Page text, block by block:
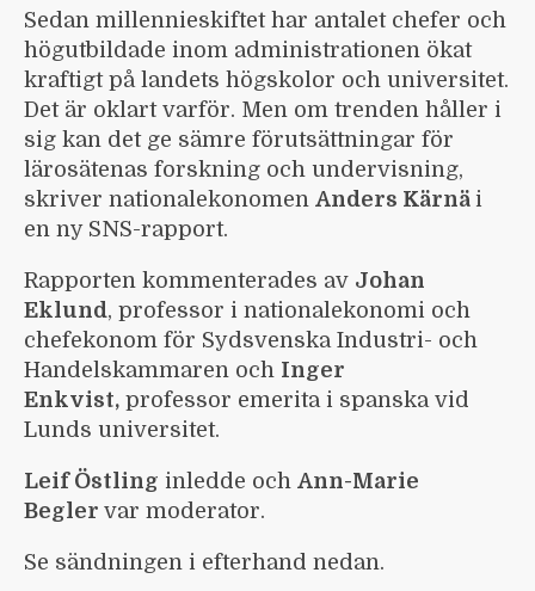
Sedan millennieskiftet har antalet chefer och
högutbildade inom administrationen ökat
kraftigt på landets högskolor och universitet.
Det är oklart varför. Men om trenden håller i
sig kan det ge sämre förutsättningar för
lärosätenas forskning och undervisning,
skriver nationalekonomen Anders Kärnä i
en ny SNS-rapport.
Rapporten kommenterades av Johan
Eklund, professor i nationalekonomi och
chefekonom för Sydsvenska Industri- och
Handelskammaren och Inger
Enkvist, professor emerita i spanska vid
Lunds universitet.
Leif Östling inledde och Ann-Marie
Begler var moderator.
Se sändningen i efterhand nedan.